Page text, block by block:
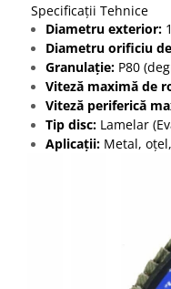
Specificații Tehnice
Diametru exterior:
Diametru orificiu
Granulație: P80
Viteză maximă de
Viteză periferică
Tip disc: Lamelar
Aplicații: Metal,